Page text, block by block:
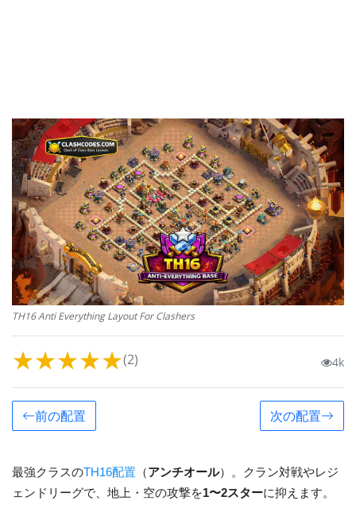
TH16 Anti Everything Layout For Clashers
★★★★★(2) 4k
前の配置 次の配置
最強クラスのTH16配置 （アンチオール）。クラン対戦やレジ
ェンドリーグで、地上・空の攻撃を1〜2スターに抑えます。